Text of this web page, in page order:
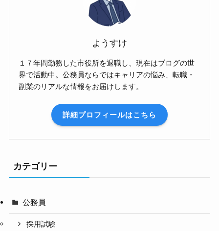
ようすけ
１７年間勤務した市役所を退職し、現在はブログの世
界で活動中。公務員ならではキャリアの悩み、転職・
副業のリアルな情報をお届けします。
詳細プロフィールはこちら
カテゴリー
公務員
採用試験